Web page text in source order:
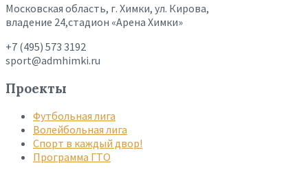
Московская область, г. Химки, ул. Кирова,
владение 24,стадион «Арена Химки»
+7 (495) 573 3192
sport@admhimki.ru
Проекты
Футбольная лига
Волейбольная лига
Спорт в каждый двор!
Программа ГТО